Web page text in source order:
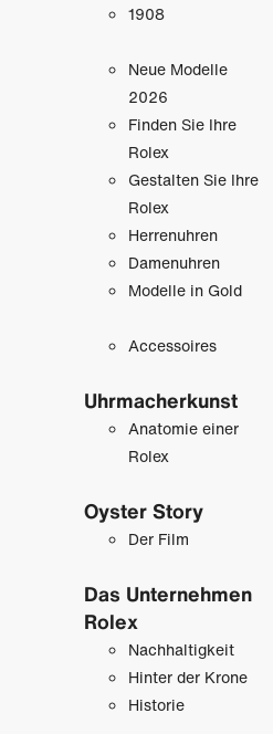
1908
Neue Modelle
2026
Finden Sie Ihre
Rolex
Gestalten Sie Ihre
Rolex
Herrenuhren
Damenuhren
Modelle in Gold
Accessoires
Uhrmacher­kunst
Anatomie einer
Rolex
Oyster Story
Der Film
Das Unternehmen
Rolex
Nachhaltigkeit
Hinter der Krone
Historie